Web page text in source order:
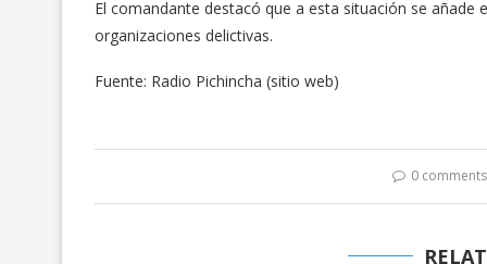
El comandante destacó que a esta situación se
organizaciones delictivas.
Fuente: Radio Pichincha (sitio web)
0 comments